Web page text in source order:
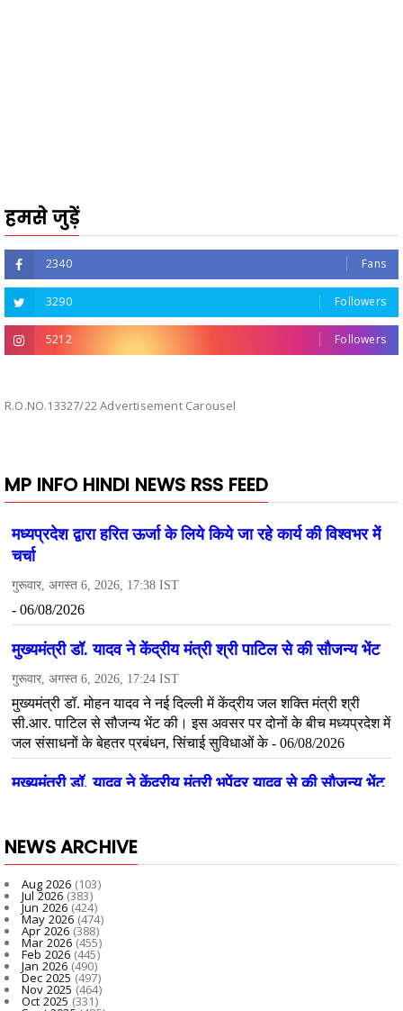
हमसे जुड़ें
2340 Fans
3290 Followers
5212 Followers
R.O.NO.13327/22 Advertisement Carousel
MP INFO HINDI NEWS RSS FEED
NEWS ARCHIVE
Aug 2026 (103)
Jul 2026 (383)
Jun 2026(424)
May 2026(474)
Apr 2026 (388)
Mar 2026(455)
Feb 2026 (445)
Jan 2026 (490)
Dec 2025(497)
Nov 2025 (464)
Oct 2025 (331)